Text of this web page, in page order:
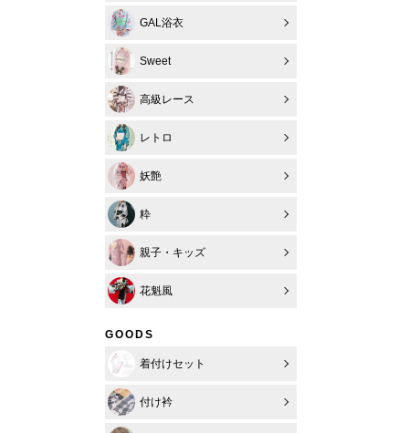
GAL浴衣
Sweet
高級レース
レトロ
妖艶
粋
親子・キッズ
花魁風
GOODS
着付けセット
付け衿